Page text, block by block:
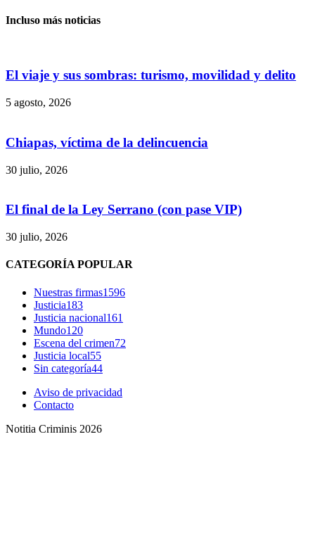
Incluso más noticias
El viaje y sus sombras: turismo, movilidad y delito
5 agosto, 2026
Chiapas, víctima de la delincuencia
30 julio, 2026
El final de la Ley Serrano (con pase VIP)
30 julio, 2026
CATEGORÍA POPULAR
Nuestras firmas1596
Justicia183
Justicia nacional161
Mundo120
Escena del crimen72
Justicia local55
Sin categoría44
Aviso de privacidad
Contacto
Notitia Criminis 2026